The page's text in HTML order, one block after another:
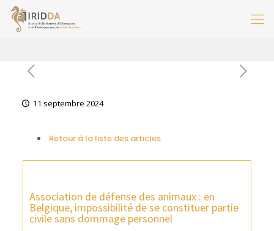
11 septembre 2024
Retour à la liste des articles
Association de défense des animaux : en
Belgique, impossibilité de se constituer partie
civile sans dommage personnel